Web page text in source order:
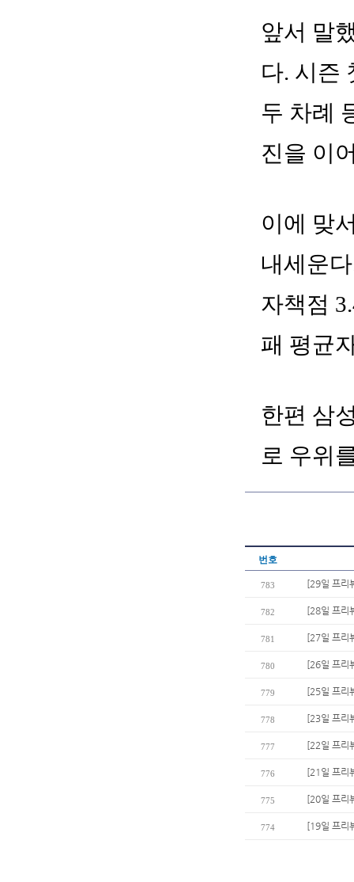
앞서 말
다. 시즌
두 차례
진을 이
이에 맞
내세운
자책점
패 평균
한편 삼
로 우위
번호
783 [29일 프리
782 [28일 프리
781 [27일 프리
780 [26일 프리
779 [25일 프리
778 [23일 프리
777 [22일 프리
776 [21일 프리
775 [20일 프리
774 [19일 프리